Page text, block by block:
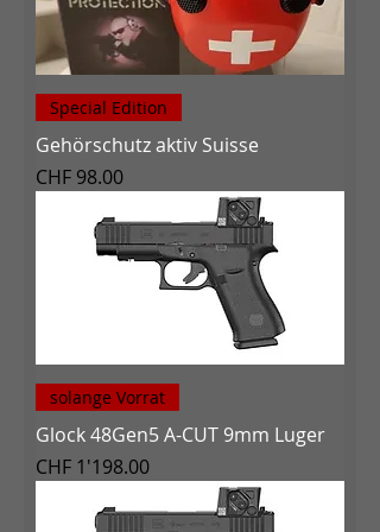
Special Edition
Gehörschutz aktiv Suisse
Preis
CHF 98.00
solange Vorrat
Glock 48Gen5 A-CUT 9mm Luger
Preis
CHF 1'198.00